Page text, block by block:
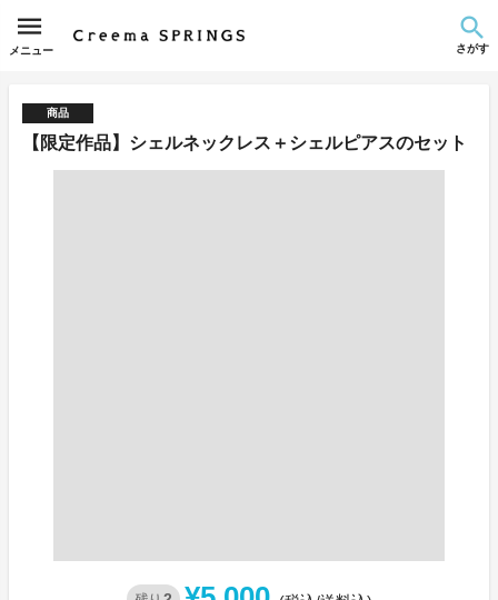
メニュー さがす
商品
【限定作品】シェルネックレス＋シェルピアスのセット